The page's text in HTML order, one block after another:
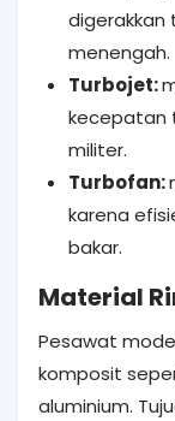
digerakkan
menengah.
Turbojet:
kecepatan
militer.
Turbofan:
karena
bakar.
Material
Pesawat
komposit
aluminium.